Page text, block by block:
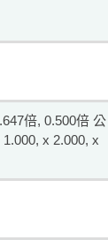
倍, 0.500倍 公
x 2.000, x